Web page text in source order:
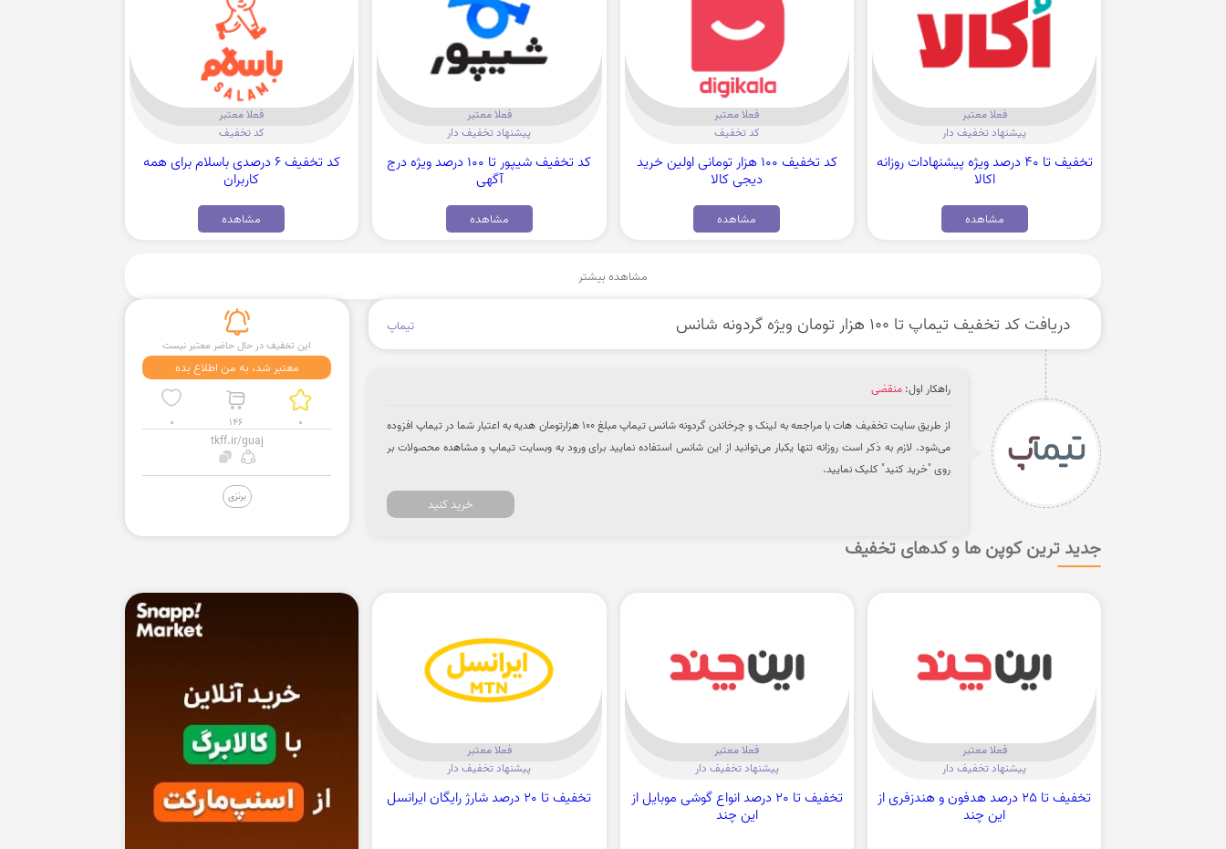
فعلا معتبر
پیشنهاد تخفیف دار
تخفیف تا 40 درصد ویژه پیشنهادات روزانه
اکالا
مشاهده
فعلا معتبر
کد تخفیف
کد تخفیف 100 هزار تومانی اولین خرید
دیجی کالا
مشاهده
فعلا معتبر
پیشنهاد تخفیف دار
کد تخفیف شیپور تا 100 درصد ویژه درج
آگهی
مشاهده
فعلا معتبر
کد تخفیف
کد تخفیف 6 درصدی باسلام برای همه
کاربران
مشاهده
مشاهده بیشتر
دریافت کد تخفیف تیماپ تا 100 هزار تومان ویژه گردونه شانس تیماپ
این تخفیف در حال حاضر معتبر نیست
معتبر شد، به من اطلاع بده
0 146 0
tkff.ir/guaj
برنزی
راهکار اول:منقضی
از طریق سایت تخفیف هات با مراجعه به لینک و چرخاندن گردونه شانس تیماپ مبلغ 100 هزارتومان هدیه به اعتبار شما در تیماپ افزوده
می‌شود. لازم به ذکر است روزانه تنها یکبار می‌توانید از این شانس استفاده نمایید برای ورود به وبسایت تیماپ و مشاهده محصولات بر
روی "خرید کنید" کلیک نمایید.
خرید کنید
جدید ترین کوپن ها و کدهای تخفیف
فعلا معتبر
پیشنهاد تخفیف دار
تخفیف تا 25 درصد هدفون و هندزفری از
این چند
فعلا معتبر
پیشنهاد تخفیف دار
تخفیف تا 20 درصد انواع گوشی موبایل از
این چند
فعلا معتبر
پیشنهاد تخفیف دار
تخفیف تا 20 درصد شارژ رایگان ایرانسل